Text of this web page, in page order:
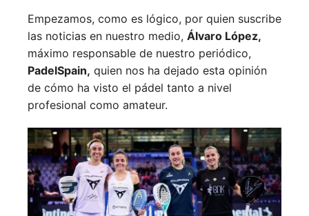
Empezamos, como es lógico, por quien suscribe
las noticias en nuestro medio, Álvaro López,
máximo responsable de nuestro periódico,
PadelSpain, quien nos ha dejado esta opinión
de cómo ha visto el pádel tanto a nivel
profesional como amateur.